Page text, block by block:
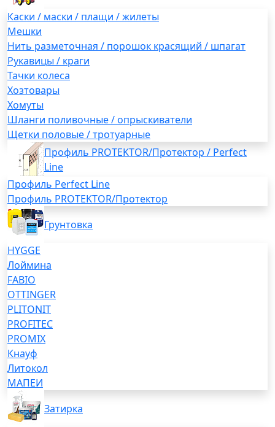
Каски / маски / плащи / жилеты
Мешки
Нить разметочная / порошок красящий / шпагат
Рукавицы / краги
Тачки колеса
Хозтовары
Хомуты
Шланги поливочные / опрыскиватели
Щетки половые / тротуарные
Профиль PROTEKTOR/Протектор / Perfect
Line
Профиль Perfect Line
Профиль PROTEKTOR/Протектор
Грунтовка
HYGGE
Лоймина
FABIO
OTTINGER
PLITONIT
PROFITEC
PROMIX
Кнауф
Литокол
МАПЕИ
Затирка